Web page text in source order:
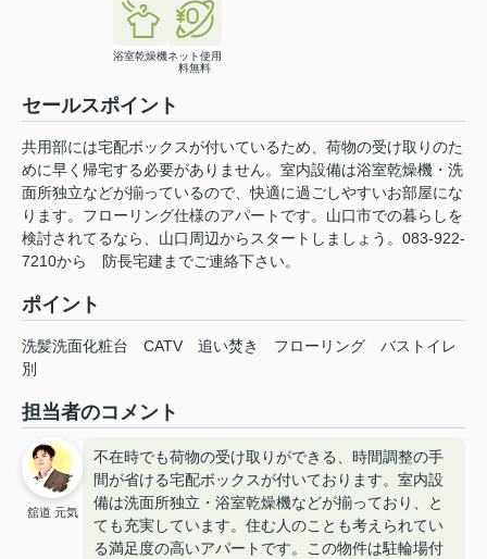
浴室乾燥機ネット使用
料無料
セールスポイント
共用部には宅配ボックスが付いているため、荷物の受け取りのた
めに早く帰宅する必要がありません。室内設備は浴室乾燥機・洗
面所独立などが揃っているので、快適に過ごしやすいお部屋にな
ります。フローリング仕様のアパートです。山口市での暮らしを
検討されてるなら、山口周辺からスタートしましょう。083-922-
7210から 防長宅建までご連絡下さい。
ポイント
洗髪洗面化粧台 CATV 追い焚き フローリング
バストイレ
別
担当者のコメント
舘道 元気
不在時でも荷物の受け取りができる、時間調整の手
間が省ける宅配ボックスが付いております。室内設
備は洗面所独立・浴室乾燥機などが揃っており、と
ても充実しています。住む人のことも考えられてい
る満足度の高いアパートです。この物件は駐輪場付